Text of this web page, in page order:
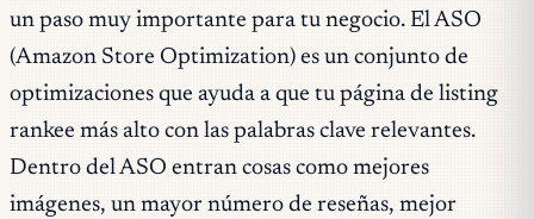
un paso muy importante para tu negocio. El ASO
(Amazon Store Optimization) es un conjunto de
optimizaciones que ayuda a que tu página de listing
rankee más alto con las palabras clave relevantes.
Dentro del ASO entran cosas como mejores
imágenes, un mayor número de reseñas, mejor